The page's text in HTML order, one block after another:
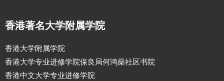
香港著名大学附属学院
香港大学附属学院
香港大学专业进修学院保良局何鸿燊社区书院
香港中文大学专业进修学院